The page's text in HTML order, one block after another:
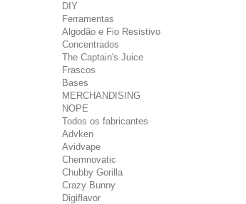
DIY
Ferramentas
Algodão e Fio Resistivo
Concentrados
The Captain's Juice
Frascos
Bases
MERCHANDISING
NOPE
Todos os fabricantes
Advken
Avidvape
Chemnovatic
Chubby Gorilla
Crazy Bunny
Digiflavor